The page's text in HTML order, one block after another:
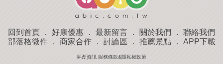
回到首頁 ． 好康優惠 ． 最新留言 ． 關於我們 ． 聯絡我們
部落格微件． 商家合作． 討論區 ． 推薦景點． APP下載
羿磊資訊 服務條款&隱私權政策